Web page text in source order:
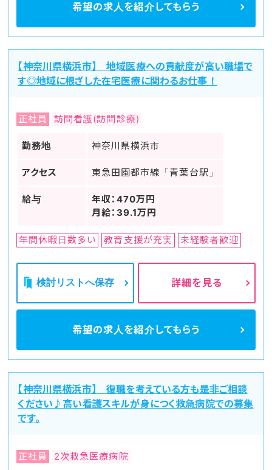
希望の求人を紹介してもらう
【神奈川県横浜市】 地域医療への貢献度が高い職場で
す◎地域に根ざした在宅医療に関わるお仕事！
正社員 訪問看護(訪問診療)
勤務地 神奈川県横浜市
アクセス 東急田園都市線「青葉台駅」
給与
年収：470万円
月給：39.1万円
年間休暇日数多い 教育支援が充実 未経験者歓迎
検討リストへ保存 詳細を見る
希望の求人を紹介してもらう
【神奈川県横浜市】 復職を考えている方も是非ご相談
ください♪高い看護スキルが身につく救急病院での募集
です。
正社員 2次救急医療病院